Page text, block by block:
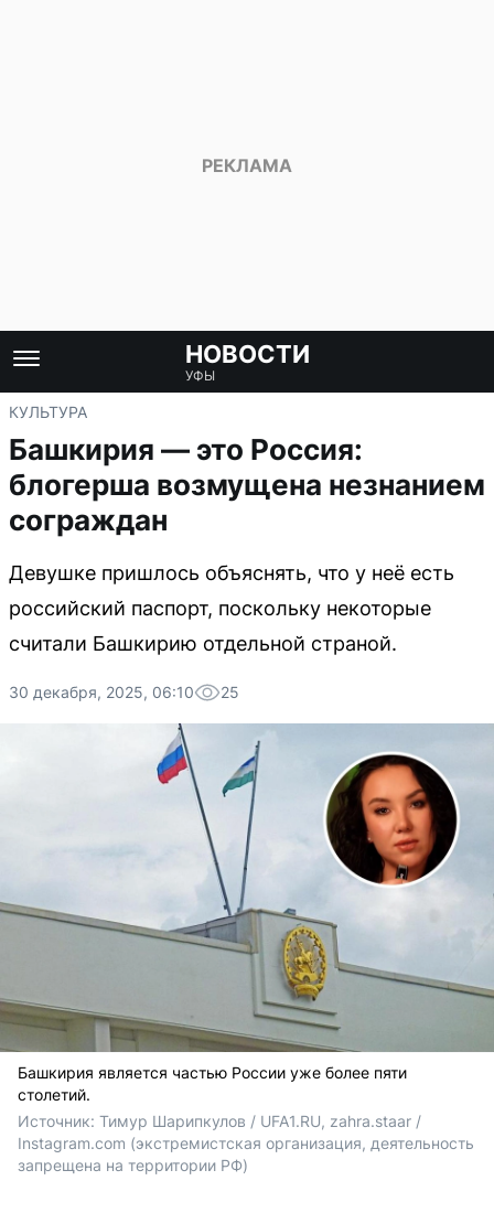
НОВОСТИ
УФЫ
КУЛЬТУРА
Башкирия — это Россия:
блогерша возмущена незнанием
сограждан
Девушке пришлось объяснять, что у неё есть
российский паспорт, поскольку некоторые
считали Башкирию отдельной страной.
30 декабря, 2025, 06:10 25
Башкирия является частью России уже более пяти
столетий.
Источник: Тимур Шарипкулов / UFA1.RU, zahra.staar /
Instagram.com (экстремистская организация, деятельность
запрещена на территории РФ)